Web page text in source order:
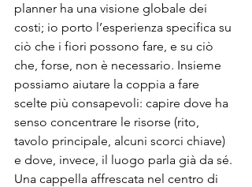
planner ha una visione globale dei
costi; io porto l’esperienza specifica su
ciò che i fiori possono fare, e su ciò
che, forse, non è necessario. Insieme
possiamo aiutare la coppia a fare
scelte più consapevoli: capire dove ha
senso concentrare le risorse (rito,
tavolo principale, alcuni scorci chiave)
e dove, invece, il luogo parla già da sé.
Una cappella affrescata nel centro di